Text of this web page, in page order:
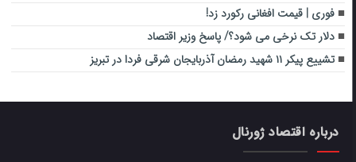
فوری | قیمت افغانی رکورد زد!
دلار تک نرخی می شود؟/ پاسخ وزیر اقتصاد
تشییع پیکر ۱۱ شهید رمضان آذربایجان شرقی فردا در تبریز
درباره اقتصاد ژورنال